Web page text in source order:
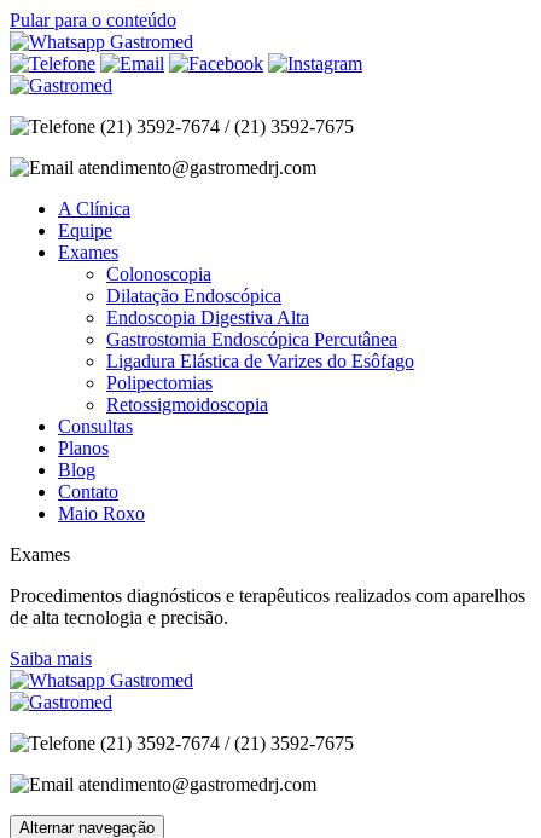
Pular para o conteúdo
(21) 3592-7674 / (21) 3592-7675
atendimento@gastromedrj.com
A Clínica
Equipe
Exames
Colonoscopia
Dilatação Endoscópica
Endoscopia Digestiva Alta
Gastrostomia Endoscópica Percutânea
Ligadura Elástica de Varizes do Esôfago
Polipectomias
Retossigmoidoscopia
Consultas
Planos
Blog
Contato
Maio Roxo
Exames
Procedimentos diagnósticos e terapêuticos realizados com aparelhos
de alta tecnologia e precisão.
Saiba mais
(21) 3592-7674 / (21) 3592-7675
atendimento@gastromedrj.com
Alternar navegação